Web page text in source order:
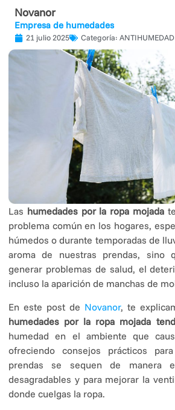
Novanor
Empresa de humedades
21 julio 2025 Categoría: ANTIHUMEDAD
Las humedades por la ropa mojada
problema común en los hogares,
húmedos o durante temporadas de
aroma de nuestras prendas, sino
generar problemas de salud, el
incluso la aparición de manchas de
En este post de Novanor, te
humedades por la ropa mojada
humedad en el ambiente que
ofreciendo consejos prácticos
prendas se sequen de manera
desagradables y para mejorar la
donde cuelgas la ropa.